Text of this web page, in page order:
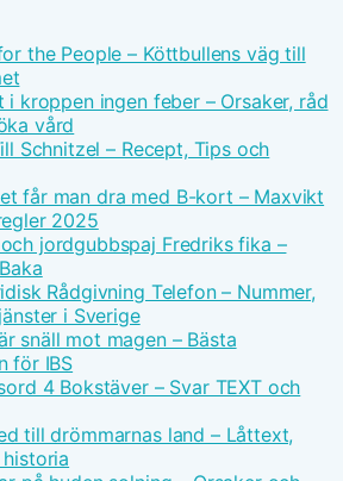
the People – Köttbullens väg till
i kroppen ingen feber – Orsaker, råd
vård
Schnitzel – Recept, Tips och
får man dra med B-kort – Maxvikt
2025
jordgubbspaj Fredriks fika –
Rådgivning Telefon – Nummer,
i Sverige
snäll mot magen – Bästa
för IBS
4 Bokstäver – Svar TEXT och
till drömmarnas land – Låttext,